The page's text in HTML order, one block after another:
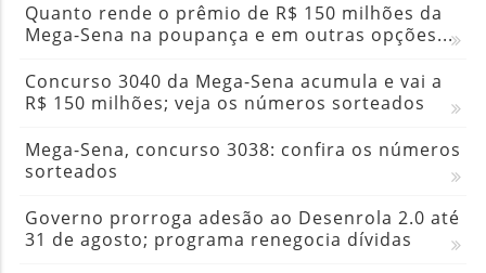
Quanto rende o prêmio de R$ 150 milhões da
Mega-Sena na poupança e em outras opções...
Concurso 3040 da Mega-Sena acumula e vai a
R$ 150 milhões; veja os números sorteados
Mega-Sena, concurso 3038: confira os números
sorteados
Governo prorroga adesão ao Desenrola 2.0 até
31 de agosto; programa renegocia dívidas